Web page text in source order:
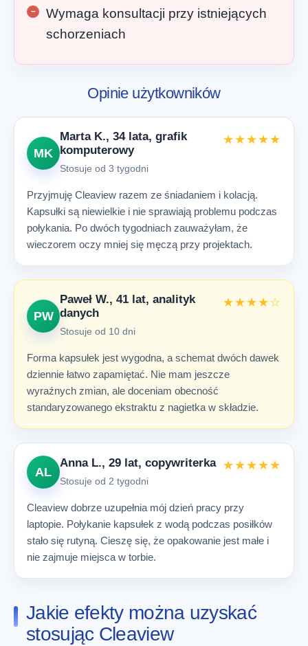
Wymaga konsultacji przy istniejących
schorzeniach
Opinie użytkowników
MK
Marta K., 34 lata, grafik
komputerowy
Stosuje od 3 tygodni
★★★★★
Przyjmuję Cleaview razem ze śniadaniem i kolacją.
Kapsułki są niewielkie i nie sprawiają problemu podczas
połykania. Po dwóch tygodniach zauważyłam, że
wieczorem oczy mniej się męczą przy projektach.
PW
Paweł W., 41 lat, analityk
danych
Stosuje od 10 dni
★★★★☆
Forma kapsułek jest wygodna, a schemat dwóch dawek
dziennie łatwo zapamiętać. Nie mam jeszcze
wyraźnych zmian, ale doceniam obecność
standaryzowanego ekstraktu z nagietka w składzie.
AL
Anna L., 29 lat, copywriterka
Stosuje od 2 tygodni
★★★★★
Cleaview dobrze uzupełnia mój dzień pracy przy
laptopie. Połykanie kapsułek z wodą podczas posiłków
stało się rutyną. Cieszę się, że opakowanie jest małe i
nie zajmuje miejsca w torbie.
Jakie efekty można uzyskać
stosując Cleaview